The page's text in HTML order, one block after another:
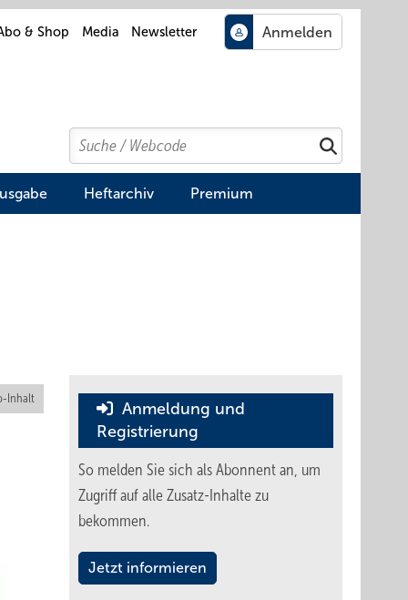
& Shop Media Newsletter
Search
Suchen
Heftarchiv Premium
Inhalt
Anmeldung und
Registrierung
So melden Sie sich als Abonnent an, um
Zugriff auf alle Zusatz-Inhalte zu
bekommen.
Jetzt informieren